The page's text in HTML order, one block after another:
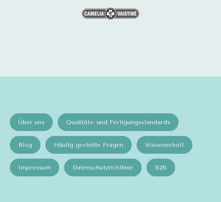
Über uns Qualitäts- und Fertigungsstandards
Blog Häufig gestellte Fragen Wissenschaft
Impressum Datenschutzrichtlinie B2B